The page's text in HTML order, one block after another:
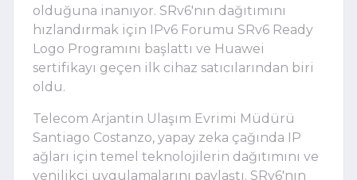
olduğuna inanıyor. SRv6'nın dağıtımını
hızlandırmak için IPv6 Forumu SRv6 Ready
Logo Programını başlattı ve Huawei
sertifikayı geçen ilk cihaz satıcılarından biri
oldu.
Telecom Arjantin Ulaşım Evrimi Müdürü
Santiago Costanzo, yapay zeka çağında IP
ağları için temel teknolojilerin dağıtımını ve
yenilikçi uygulamalarını paylaştı. SRv6'nın